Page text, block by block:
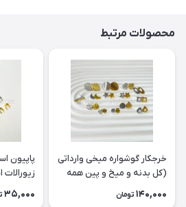
محصولات مرتبط
خرجکار گوشواره میخی وارداتی
(کل بدنه و میخ و پین همه
140,000 تومان
پاپیون
تایی)
35,000